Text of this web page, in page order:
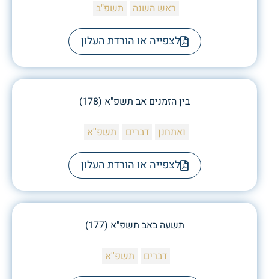
ראש השנה תשפ"ב
לצפייה או הורדת העלון
בין הזמנים אב תשפ"א (178)
ואתחנן דברים תשפ''א
לצפייה או הורדת העלון
תשעה באב תשפ"א (177)
דברים תשפ''א